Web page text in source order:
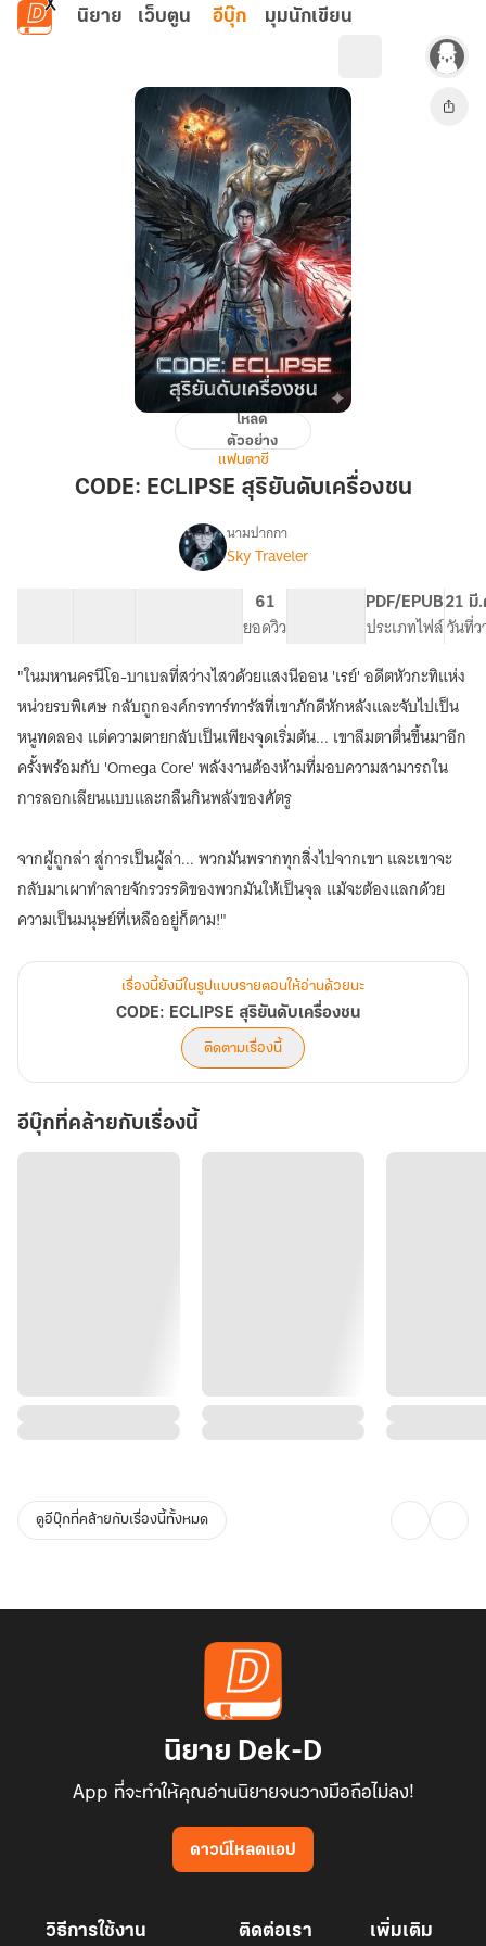
ข้ามไปยังเนื้อหาหลัก
นิยาย เว็บตูน อีบุ๊ก มุมนักเขียน
CODE:
ECLIPSE
สุริยัน
โหลด
ตัวอย่าง
แฟนตาซี
CODE: ECLIPSE สุริยันดับเครื่องชน
เรื่องCODE:
สุริยัน
ดับ
เครื่อง
ชน
นามปากกา
Sky Traveler
61
ยอดวิว
PDF/EPUB
ประเภทไฟล์
21 มี
วันที่ว
"ในมหานครนีโอ-บาเบลที่สว่างไสวด้วยแสงนีออน 'เรย์' อดีตหัวกะทิแห่ง
หน่วยรบพิเศษ กลับถูกองค์กรทาร์ทารัสที่เขาภักดีหักหลังและจับไปเป็น
หนูทดลอง แต่ความตายกลับเป็นเพียงจุดเริ่มต้น... เขาลืมตาตื่นขึ้นมาอีก
ครั้งพร้อมกับ 'Omega Core' พลังงานต้องห้ามที่มอบความสามารถใน
การลอกเลียนแบบและกลืนกินพลังของศัตรู
จากผู้ถูกล่า สู่การเป็นผู้ล่า... พวกมันพรากทุกสิ่งไปจากเขา และเขาจะ
กลับมาเผาทำลายจักรวรรดิของพวกมันให้เป็นจุล แม้จะต้องแลกด้วย
ความเป็นมนุษย์ที่เหลืออยู่ก็ตาม!"
เรื่องนี้ยังมีในรูปแบบรายตอนให้อ่านด้วยนะ
CODE: ECLIPSE สุริยันดับเครื่องชน
ติดตามเรื่องนี้
อีบุ๊กที่คล้ายกับเรื่องนี้
ดูอีบุ๊กที่คล้ายกับเรื่องนี้ทั้งหมด
นิยาย Dek-D
App ที่จะทำให้คุณอ่านนิยายจนวางมือถือไม่ลง!
ดาวน์โหลดแอป
วิธีการใช้งาน ติดต่อเรา เพิ่มเติม